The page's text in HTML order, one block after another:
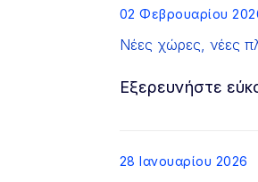
List item
02 Φεβρουαρίου
Νέες χώρες, νέες
Εξερευνήστε
List item
28 Ιανουαρίου 2026